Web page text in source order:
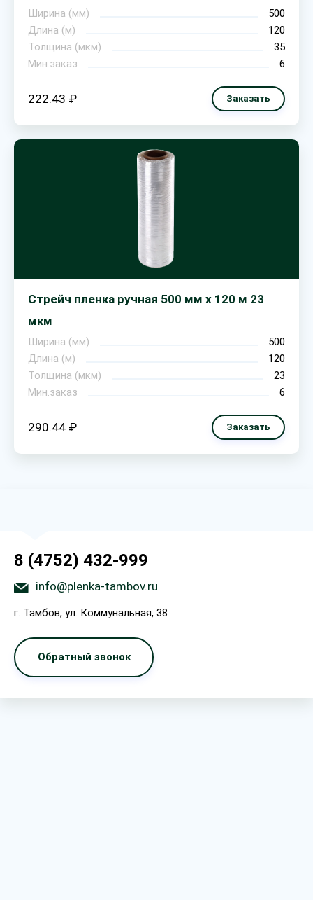
Ширина (мм)
500
Длина (м)
120
Толщина (мкм)
35
Мин.заказ
6
222.43 ₽ Заказать
Стрейч пленка ручная 500 мм х 120 м 23
мкм
Ширина (мм)
500
Длина (м)
120
Толщина (мкм)
23
Мин.заказ
6
290.44 ₽ Заказать
8 (4752) 432-999
info@plenka-tambov.ru
г. Тамбов, ул. Коммунальная, 38
Обратный звонок